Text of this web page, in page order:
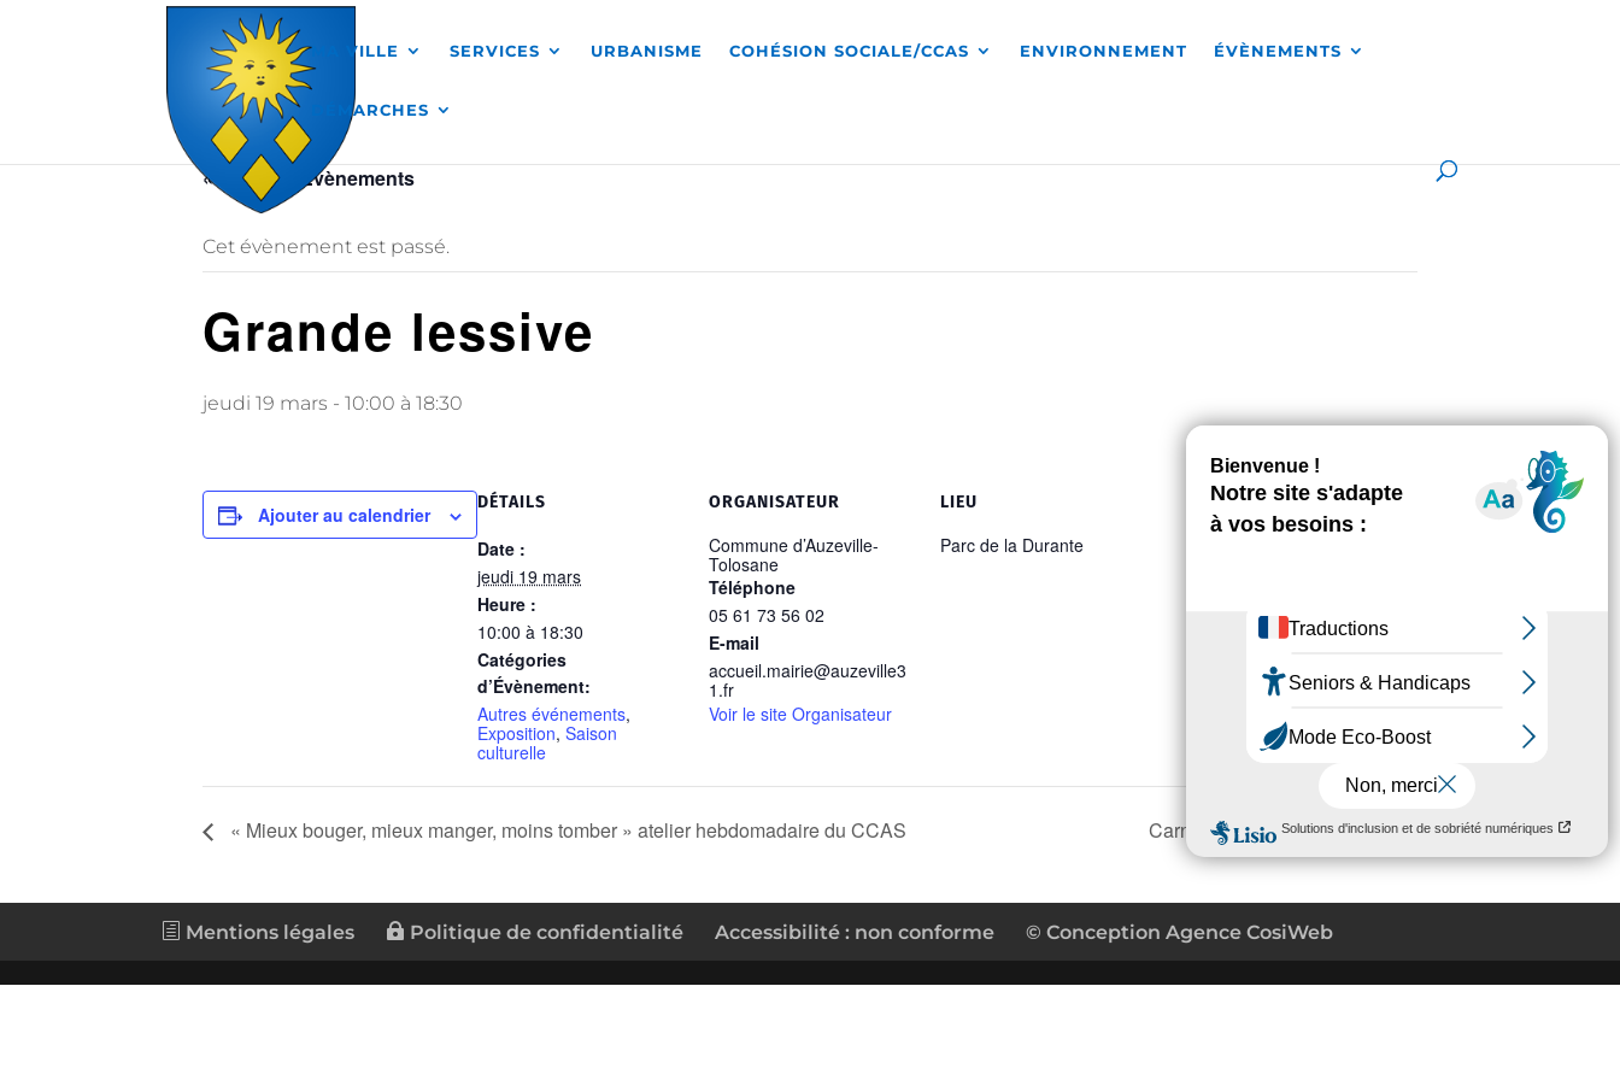
MA VILLE SERVICES URBANISME COHÉSION SOCIALE/CCAS ENVIRONNEMENT ÉVÈNEMENTS
DÉMARCHES
« Tous les Évènements
Cet évènement est passé.
Grande lessive
jeudi 19 mars - 10:00 à 18:30
Ajouter au calendrier
DÉTAILS
Date :
jeudi 19 mars
Heure :
10:00 à 18:30
Catégories
d’Évènement:
Autres événements,
Exposition, Saison
culturelle
ORGANISATEUR
Commune d’Auzeville-
Tolosane
Téléphone
05 61 73 56 02
E-mail
accueil.mairie@auzeville3
1.fr
Voir le site Organisateur
LIEU
Parc de la Durante
« Mieux bouger, mieux manger, moins tomber » atelier hebdomadaire du CCAS Carnaval « Magie et féérie »
Mentions légales Politique de confidentialité Accessibilité : non conforme © Conception Agence CosiWeb